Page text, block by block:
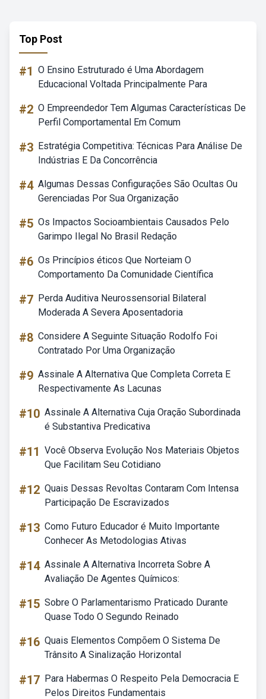
Top Post
#1 O Ensino Estruturado é Uma Abordagem
Educacional Voltada Principalmente Para
#2 O Empreendedor Tem Algumas Características De
Perfil Comportamental Em Comum
#3 Estratégia Competitiva: Técnicas Para Análise De
Indústrias E Da Concorrência
#4 Algumas Dessas Configurações São Ocultas Ou
Gerenciadas Por Sua Organização
#5 Os Impactos Socioambientais Causados Pelo
Garimpo Ilegal No Brasil Redação
#6 Os Princípios éticos Que Norteiam O
Comportamento Da Comunidade Científica
#7 Perda Auditiva Neurossensorial Bilateral
Moderada A Severa Aposentadoria
#8 Considere A Seguinte Situação Rodolfo Foi
Contratado Por Uma Organização
#9 Assinale A Alternativa Que Completa Correta E
Respectivamente As Lacunas
#10 Assinale A Alternativa Cuja Oração Subordinada
é Substantiva Predicativa
#11 Você Observa Evolução Nos Materiais Objetos
Que Facilitam Seu Cotidiano
#12 Quais Dessas Revoltas Contaram Com Intensa
Participação De Escravizados
#13 Como Futuro Educador é Muito Importante
Conhecer As Metodologias Ativas
#14 Assinale A Alternativa Incorreta Sobre A
Avaliação De Agentes Químicos:
#15 Sobre O Parlamentarismo Praticado Durante
Quase Todo O Segundo Reinado
#16 Quais Elementos Compõem O Sistema De
Trânsito A Sinalização Horizontal
#17 Para Habermas O Respeito Pela Democracia E
Pelos Direitos Fundamentais